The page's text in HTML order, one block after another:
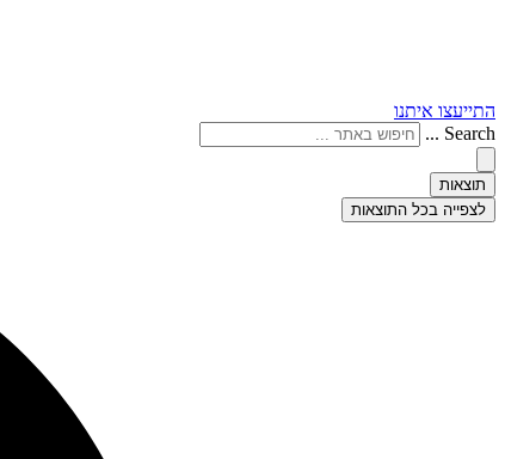
התייעצו איתנו
Search ...
תוצאות
לצפייה בכל התוצאות